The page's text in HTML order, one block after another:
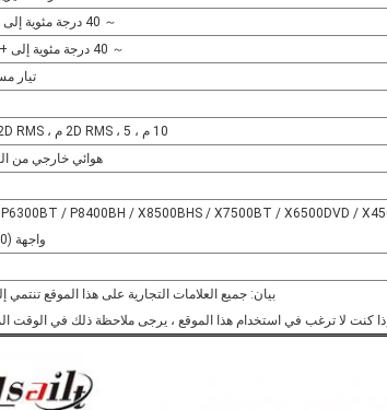
～ 40 درجة مئوية إلى + 85 درجة مئوية
～ 40 درجة مئوية إلى + 100 درجة مئوية
تيار مستمر
10 م ، 2D RMS ، 5 ​​م ، 2D RMS ، تمكين WAAS
هوائي خارجي من
واجهة NAVI.(800 × 480)
بيان: جميع العلامات التجارية على هذا الموقع
إذا كنت لا ترغب في استخدام هذا الموقع ، يرجى ملاحظة ذلك في الوقت